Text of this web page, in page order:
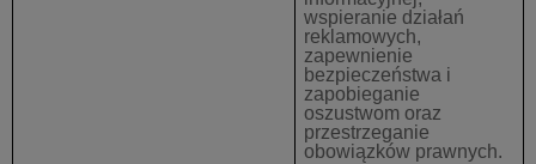
wspieranie działań
reklamowych,
zapewnienie
bezpieczeństwa i
zapobieganie
oszustwom oraz
przestrzeganie
obowiązków prawnych.